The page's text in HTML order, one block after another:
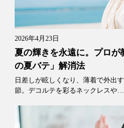
2026年4月23日
夏の輝きを永遠に。プロが
の夏バテ」解消法
日差しが眩しくなり、薄着で外出
節。デコルテを彩るネックレスや…